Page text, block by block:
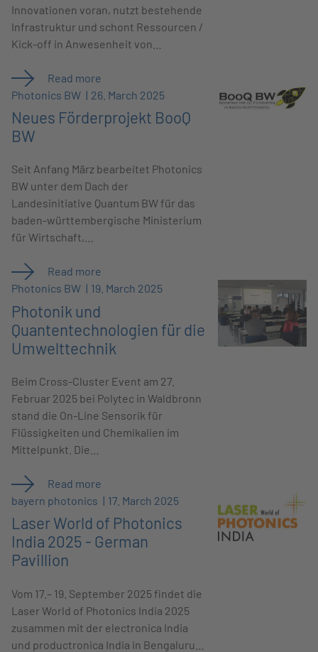
Innovationen voran, nutzt bestehende
Infrastruktur und schont Ressourcen /
Kick-off in Anwesenheit von…
Read more
Photonics BW
26. March 2025
Neues Förderprojekt BooQ
BW
Seit Anfang März bearbeitet Photonics
BW unter dem Dach der
Landesinitiative Quantum BW für das
baden-württembergische Ministerium
für Wirtschaft,…
Read more
Photonics BW
19. March 2025
Photonik und
Quantentechnologien für die
Umwelttechnik
Beim Cross-Cluster Event am 27.
Februar 2025 bei Polytec in Waldbronn
stand die On-Line Sensorik für
Flüssigkeiten und Chemikalien im
Mittelpunkt. Die…
Read more
bayern photonics
17. March 2025
Laser World of Photonics
India 2025 - German
Pavillion
Vom 17.– 19. September 2025 findet die
Laser World of Photonics India 2025
zusammen mit der electronica India
und productronica India in Bengaluru…